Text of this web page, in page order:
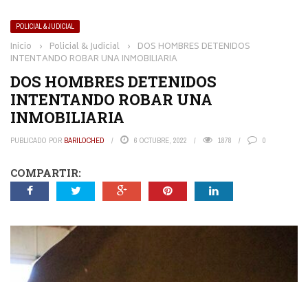
POLICIAL & JUDICIAL
Inicio › Policial & Judicial › DOS HOMBRES DETENIDOS
INTENTANDO ROBAR UNA INMOBILIARIA
DOS HOMBRES DETENIDOS
INTENTANDO ROBAR UNA
INMOBILIARIA
PUBLICADO POR BARILOCHED 6 OCTUBRE, 2022 1878 0
COMPARTIR: